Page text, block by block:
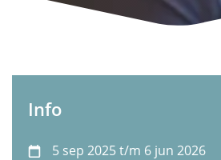
Info
5 sep 2025 t/m 6 jun 2026